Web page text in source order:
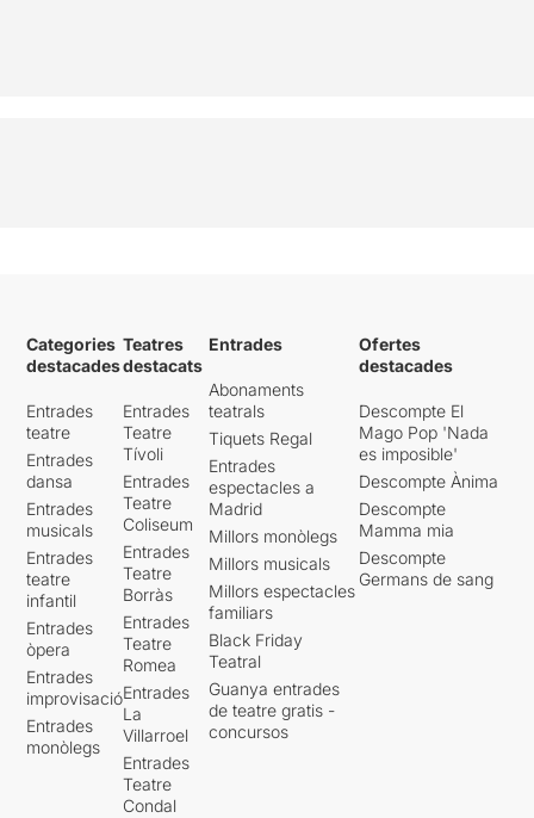
Categories
destacades
Entrades
teatre
Entrades
dansa
Entrades
musicals
Entrades
teatre
infantil
Entrades
òpera
Entrades
improvisació
Entrades
monòlegs
Teatres
destacats
Entrades
Teatre
Tívoli
Entrades
Teatre
Coliseum
Entrades
Teatre
Borràs
Entrades
Teatre
Romea
Entrades
La
Villarroel
Entrades
Teatre
Condal
Entrades
Abonaments
teatrals
Tiquets Regal
Entrades
espectacles a
Madrid
Millors monòlegs
Millors musicals
Millors espectacles
familiars
Black Friday
Teatral
Guanya entrades
de teatre gratis -
concursos
Ofertes
destacades
Descompte El
Mago Pop 'Nada
es imposible'
Descompte Ànima
Descompte
Mamma mia
Descompte
Germans de sang